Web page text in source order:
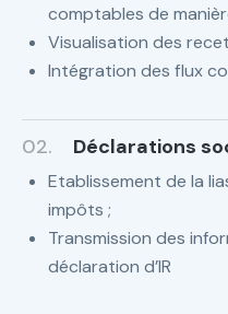
comptables de
Visualisation des
Intégration des flux
02. Déclarations
Etablissement de la
impôts ;
Transmission des
déclaration d’IR